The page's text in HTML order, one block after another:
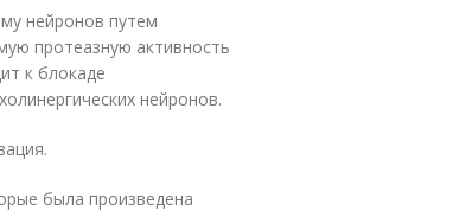
нейронов путем
протеазную активность
к блокаде
нейронов.
была произведена